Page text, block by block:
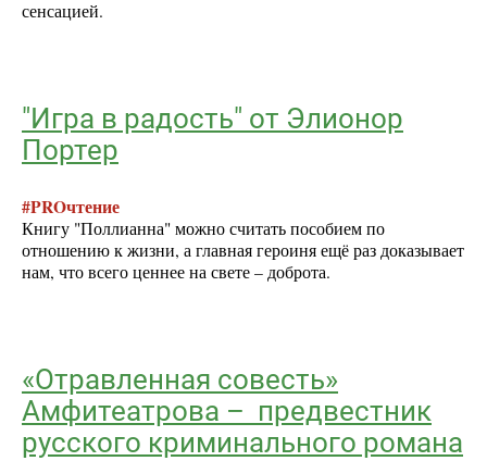
сенсацией.
"Игра в радость" от Элионор
Портер
#PROчтение
Книгу "Поллианна" можно считать пособием по
отношению к жизни, а главная героиня ещё раз доказывает
нам, что всего ценнее на свете – доброта.
«Отравленная совесть»
Амфитеатрова – предвестник
русского криминального романа